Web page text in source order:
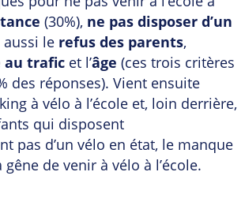
(30%), ne pas disposer d’un
aussi le refus des parents,
au trafic et l’âge (ces trois critères
des réponses). Vient ensuite
à vélo à l’école et, loin derrière,
qui disposent
pas d’un vélo en état, le manque
de venir à vélo à l’école.